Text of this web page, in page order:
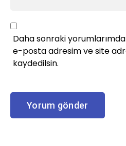
Daha sonraki yorumlarımda
e-posta adresim ve site
kaydedilsin.